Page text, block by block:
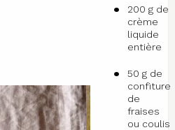
200 g de
crème
liquide
entière
50 g de
confiture
de
fraises
ou coulis